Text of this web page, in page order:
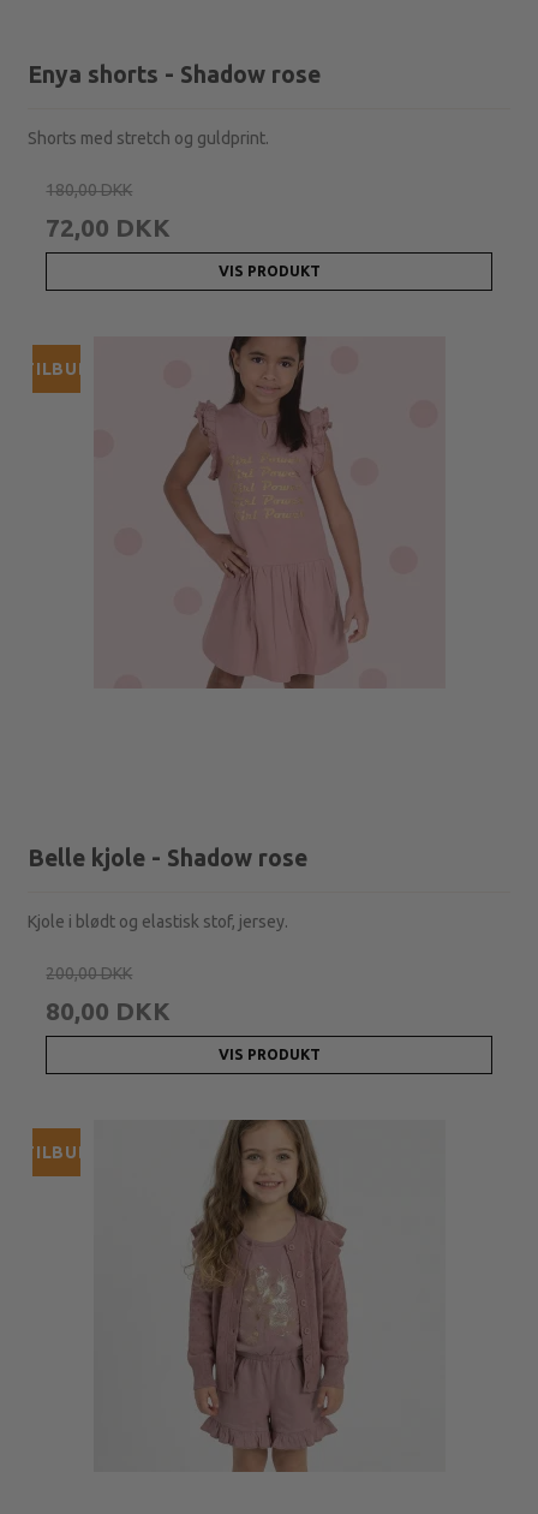
Enya shorts - Shadow rose
Shorts med stretch og guldprint.
180,00 DKK
72,00 DKK
VIS PRODUKT
TILBUD
Belle kjole - Shadow rose
Kjole i blødt og elastisk stof, jersey.
200,00 DKK
80,00 DKK
VIS PRODUKT
TILBUD